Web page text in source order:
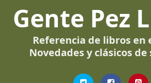
Gente Pez
Referencia de libros en
Novedades y clásicos